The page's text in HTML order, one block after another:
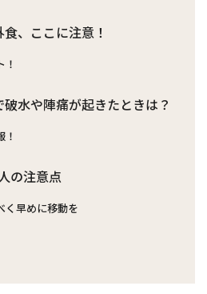
、ここに注意！
水や陣痛が起きたときは？
の注意点
く早めに移動を